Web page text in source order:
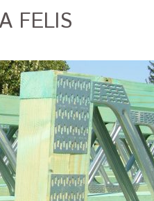
FELIS